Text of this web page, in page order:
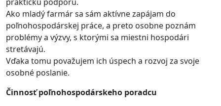
praktickú podporu.
Ako mladý farmár sa sám aktívne zapájam do
poľnohospodárskej práce, a preto osobne poznám
problémy a výzvy, s ktorými sa miestni hospodári
stretávajú.
Vďaka tomu považujem ich úspech a rozvoj za svoje
osobné poslanie.
Činnosť poľnohospodárskeho poradcu